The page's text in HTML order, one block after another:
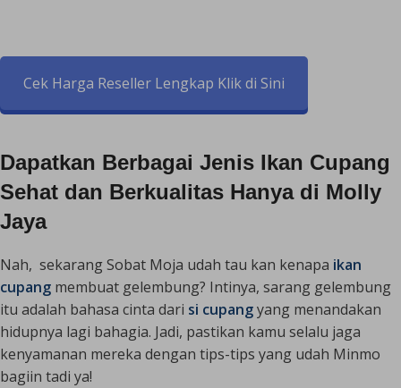
Cek Harga Reseller Lengkap Klik di Sini
Dapatkan Berbagai Jenis Ikan Cupang
Sehat dan Berkualitas Hanya di Molly
Jaya
Nah, sekarang Sobat Moja udah tau kan kenapa ikan
cupang membuat gelembung? Intinya, sarang gelembung
itu adalah bahasa cinta dari si cupangyang menandakan
hidupnya lagi bahagia. Jadi, pastikan kamu selalu jaga
kenyamanan mereka dengan tips-tips yang udah Minmo
bagiin tadi ya!